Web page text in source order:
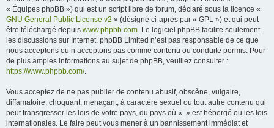
« Équipes phpBB ») qui est un script libre de forum, déclaré sous la licence «
GNU General Public License v2 » (désigné ci-après par « GPL ») et qui peut
être téléchargé depuis www.phpbb.com. Le logiciel phpBB facilite seulement
les discussions sur Internet. phpBB Limited n’est pas responsable de ce que
nous acceptons ou n’acceptons pas comme contenu ou conduite permis. Pour
de plus amples informations au sujet de phpBB, veuillez consulter :
https://www.phpbb.com/.
Vous acceptez de ne pas publier de contenu abusif, obscène, vulgaire,
diffamatoire, choquant, menaçant, à caractère sexuel ou tout autre contenu qui
peut transgresser les lois de votre pays, du pays où « » est hébergé ou les lois
internationales. Le faire peut vous mener à un bannissement immédiat et